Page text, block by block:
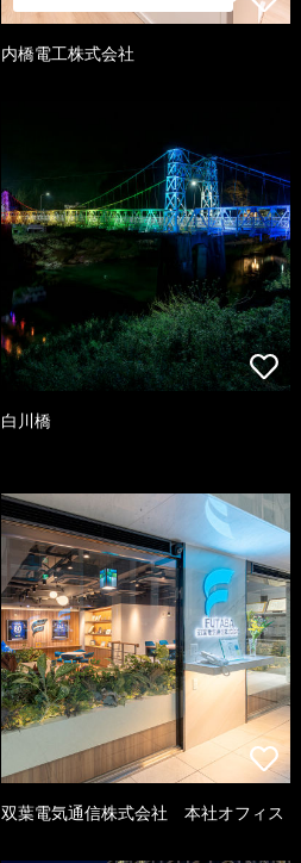
内橋電工株式会社
白川橋
双葉電気通信株式会社 本社オフィス